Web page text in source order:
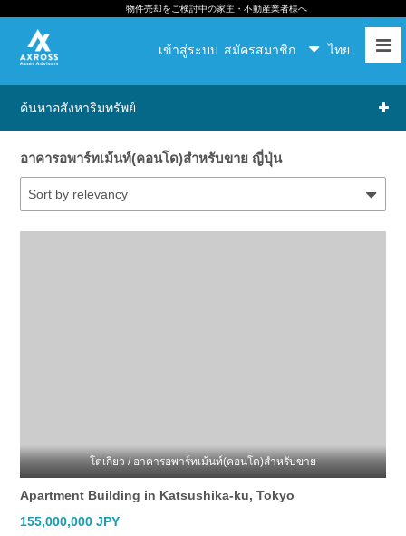
物件売却をご検討中の家主・不動産業者様へ
เข้าสู่ระบบ สมัครสมาชิก ไทย
ค้นหาอสังหาริมทรัพย์
อาคารอพาร์ทเม้นท์(คอนโด)สำหรับขาย ญี่ปุ่น
Sort by relevancy
โตเกียว / อาคารอพาร์ทเม้นท์(คอนโด)สำหรับขาย
Apartment Building in Katsushika-ku, Tokyo
155,000,000 JPY